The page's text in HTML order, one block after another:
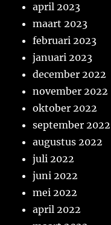
april 2023
maart 2023
februari 2023
januari 2023
december 2022
november 2022
oktober 2022
september 2022
augustus 2022
juli 2022
juni 2022
mei 2022
april 2022